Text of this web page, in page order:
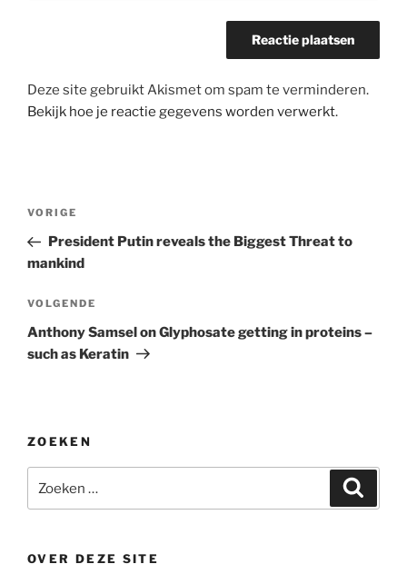
Deze site gebruikt Akismet om spam te verminderen.
Bekijk hoe je reactie gegevens worden verwerkt.
Bericht
Vorig
bericht
VORIGE
President Putin reveals the Biggest Threat to
mankind
Volgend
bericht
VOLGENDE
Anthony Samsel on Glyphosate getting in proteins –
such as Keratin
ZOEKEN
naar:
OVER DEZE SITE